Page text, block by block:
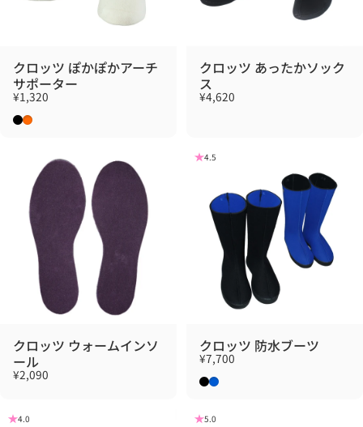
クロッツ ぽかぽかアーチ
サポーター
¥1,320
ブラック
オレンジ
クロッツ あったかソック
ス
¥4,620
クロッツ ウォームインソ
ール
¥2,090
4.5
クロッツ 防水ブーツ
¥7,700
ブラック
ブルー
4.0 5.0